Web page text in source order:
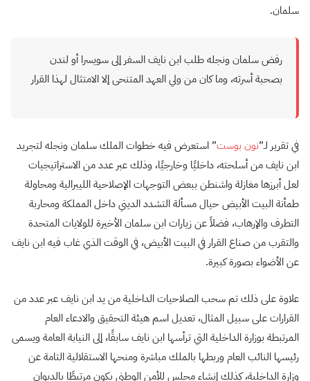
سلمان.
رفض سلمان ونجله طلب ابن نايف السفر إلى سويسرا أو لندن
بصحبة أسرته، وما كان من ولي العهد المتنحى إلا الامتثال لهذا القرار
في تقرير لـ”نون بوست” استعرض فيه خطوات الملك سلمان ونجله لتجريد
ابن نايف من أسلحته، داخليًا وخارجيًا، وذلك عبر عدد من الاستراتيجيات
لعل أبرزها مغازلة واشنطن ببعض التوجهات الإصلاحية الليبرالية ومحاولة
طمأنة البيت الأبيض حيال مسألة التشدد الديني داخل المملكة ومحاربة
التطرف والإرهاب، فضلاً عن زيارات ابن سلمان الأخيرة للولايات المتحدة
والتقرب من صناع القرار في البيت الأبيض، في الوقت الذي غاب فيه ابن نايف
عن الأضواء بصورة كبيرة.
علاوة على ذلك تم سحب الصلاحيات الداخلية من يد ابن نايف عبر عدد من
القرارات على سبيل المثال، تعديل اسم هيئة التحقيق والادعاء العام
المرتبطة بوزارة الداخلية التي ترأسها ابن نايف سابقًا، إلى النيابة العامة ويسمى
رئيسها النائب العام وربطها بالملك مباشرة ومنحها الاستقلالية التامة عن
وزارة الداخلية، كذلك إنشاء مجلس للأمن الوطني يكون مرتبطًا بالديوان